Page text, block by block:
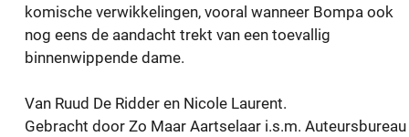
komische verwikkelingen, vooral wanneer Bompa ook
nog eens de aandacht trekt van een toevallig
binnenwippende dame.
Van Ruud De Ridder en Nicole Laurent.
Gebracht door Zo Maar Aartselaar i.s.m. Auteursbureau